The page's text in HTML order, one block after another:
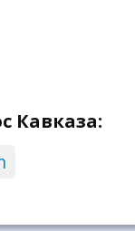
Кавказа: